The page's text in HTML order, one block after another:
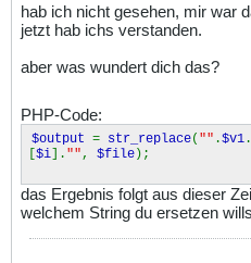
hab ich nicht gesehen, mir war
jetzt hab ichs verstanden.
aber was wundert dich das?
PHP-Code:
$output = str_replace( "" .$v1 .
[$i]. "" , $file);
das Ergebnis folgt aus dieser
welchem String du ersetzen